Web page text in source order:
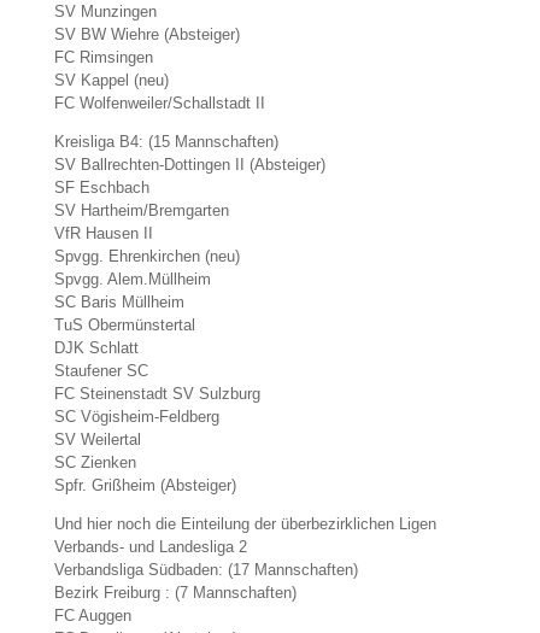
SV Munzingen
SV BW Wiehre (Absteiger)
FC Rimsingen
SV Kappel (neu)
FC Wolfenweiler/Schallstadt II
Kreisliga B4: (15 Mannschaften)
SV Ballrechten-Dottingen II (Absteiger)
SF Eschbach
SV Hartheim/Bremgarten
VfR Hausen II
Spvgg. Ehrenkirchen (neu)
Spvgg. Alem.Müllheim
SC Baris Müllheim
TuS Obermünstertal
DJK Schlatt
Staufener SC
FC Steinenstadt SV Sulzburg
SC Vögisheim-Feldberg
SV Weilertal
SC Zienken
Spfr. Grißheim (Absteiger)
Und hier noch die Einteilung der überbezirklichen Ligen
Verbands- und Landesliga 2
Verbandsliga Südbaden: (17 Mannschaften)
Bezirk Freiburg : (7 Mannschaften)
FC Auggen